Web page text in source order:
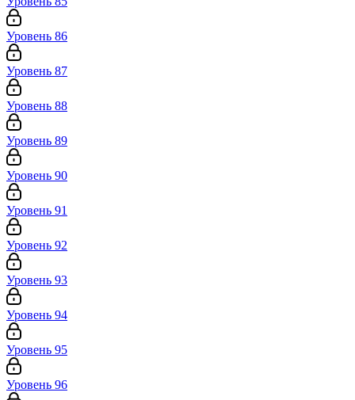
Уровень 86
Уровень 87
Уровень 88
Уровень 89
Уровень 90
Уровень 91
Уровень 92
Уровень 93
Уровень 94
Уровень 95
Уровень 96